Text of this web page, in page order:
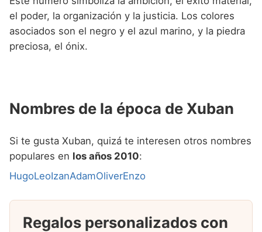
el poder, la organización y la justicia. Los colores
asociados son el negro y el azul marino, y la piedra
preciosa, el ónix.
Nombres de la época de Xuban
Si te gusta Xuban, quizá te interesen otros nombres
populares en los años 2010:
HugoLeoIzanAdamOliverEnzo
Regalos personalizados con